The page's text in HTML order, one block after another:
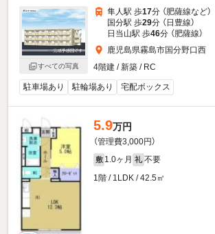
すべての写真
隼人駅 歩17分 （肥薩線など）
国分駅 歩29分 （日豊線）
日当山駅 歩46分 （肥薩線）
鹿児島県霧島市国分野口西
4階建 / 新築 / RC
駐車場あり 駐輪場あり 宅配ボックス
5.9万円
（管理費3,000円）
敷 1.0ヶ月 礼 不要
1階 / 1LDK / 42.5㎡